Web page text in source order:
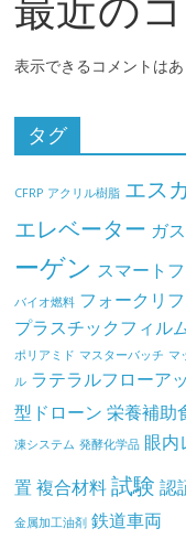
表示できるコメントはあ
タグ
CFRP アクリル樹脂 エス
エレベーター ガ
ーゲン スマート
バイオ燃料 フォークリフ
プラスチックフィル
ポリアミド マスターバッチ マ
ル ラテラルフローア
型ドローン 栄養補助
凍システム 発酵化学品 眼内
置 複合材料 試験 認
金属加工油剤 鉄道車両